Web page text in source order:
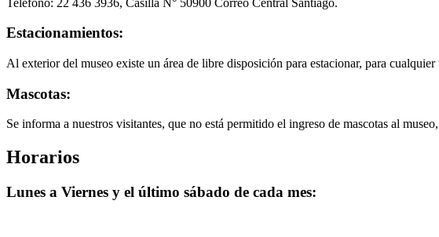
Estacionamientos:
Al exterior del museo existe un área de libre disposición para estacionar, para
Mascotas:
Se informa a nuestros visitantes, que no está permitido el ingreso de mascotas al
Horarios
Lunes a Viernes y el último sábado de cada mes: